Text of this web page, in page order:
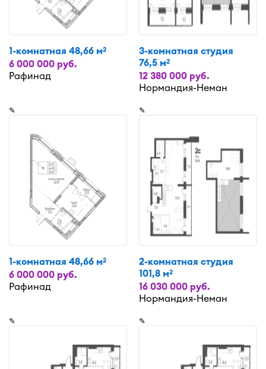
1-комнатная 48,66 м2
6 000 000 руб.
Рафинад
3-комнатная студия
76,5 м2
12 380 000 руб.
Нормандия-Неман
✎
1-комнатная 48,66 м2
6 000 000 руб.
Рафинад
✎
2-комнатная студия
101,8 м2
16 030 000 руб.
Нормандия-Неман
✎ ✎